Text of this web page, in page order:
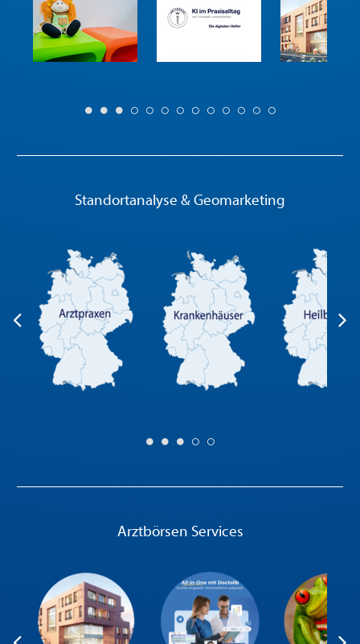
Standortanalyse & Geomarketing
Arztbörsen Services